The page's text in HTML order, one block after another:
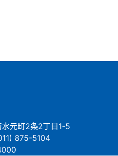
元町2条2丁目1-5
875-5104